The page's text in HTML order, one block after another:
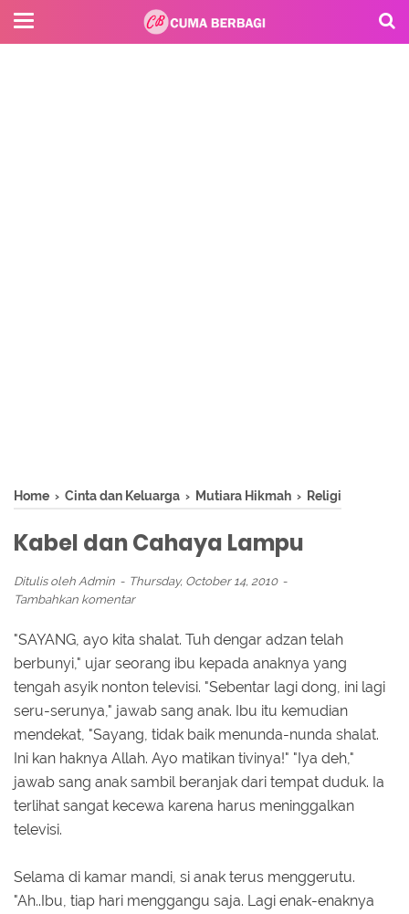
Home › Cinta dan Keluarga › Mutiara Hikmah › Religi
Kabel dan Cahaya Lampu
Ditulis oleh Admin
Thursday, October 14, 2010
Tambahkan komentar
"SAYANG, ayo kita shalat. Tuh dengar adzan telah
berbunyi," ujar seorang ibu kepada anaknya yang
tengah asyik nonton televisi. "Sebentar lagi dong, ini lagi
seru-serunya," jawab sang anak. Ibu itu kemudian
mendekat, "Sayang, tidak baik menunda-nunda shalat.
Ini kan haknya Allah. Ayo matikan tivinya!" "Iya deh,"
jawab sang anak sambil beranjak dari tempat duduk. Ia
terlihat sangat kecewa karena harus meninggalkan
televisi.
Selama di kamar mandi, si anak terus menggerutu.
"Ah..Ibu, tiap hari menggangu saja. Lagi enak-enaknya